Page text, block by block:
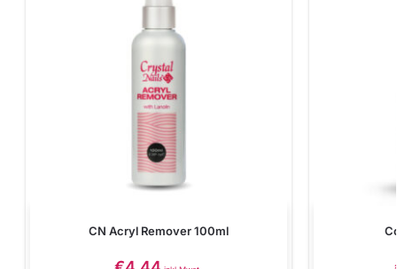
CN Acryl Remover 100ml